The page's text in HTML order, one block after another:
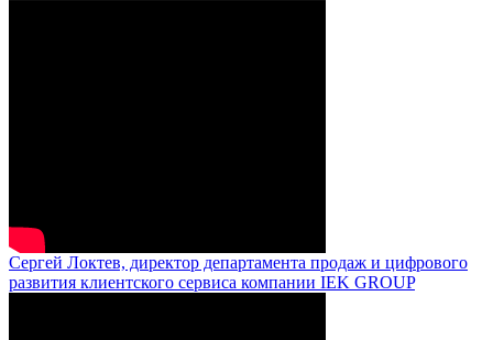
Сергей Локтев, директор департамента продаж и цифрового
развития клиентского сервиса компании IEK GROUP